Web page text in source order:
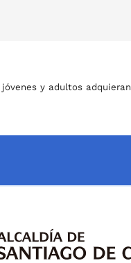
y adultos adquieran